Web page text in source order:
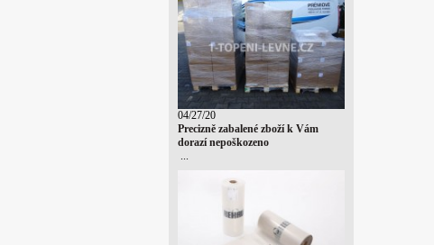
04/27/20
Precizně zabalené zboží k Vám
dorazí nepoškozeno
...